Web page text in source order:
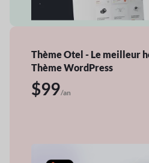
Thème Otel - Le meilleur
Thème WordPress
$99/an